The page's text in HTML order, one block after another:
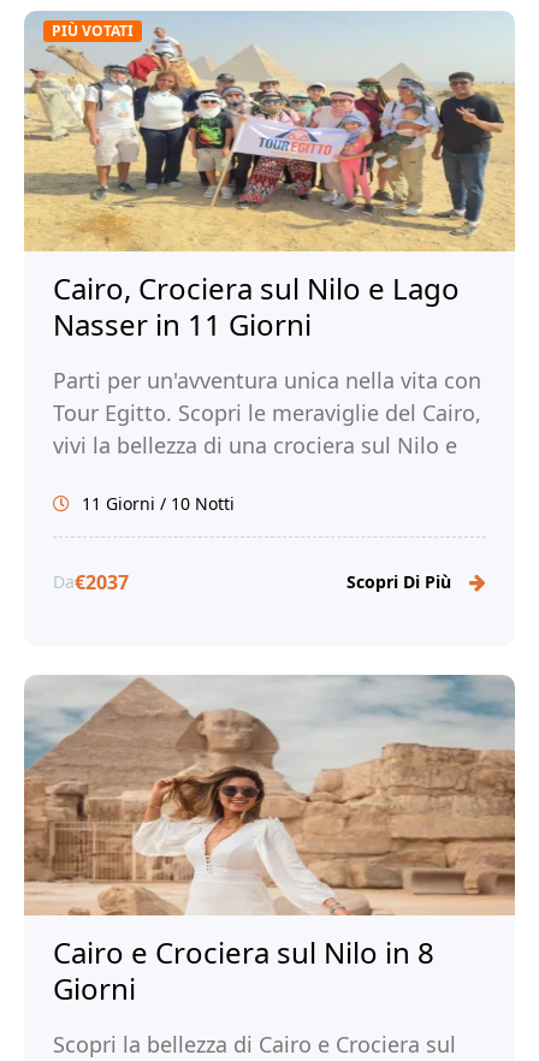
PIÙ VOTATI
Cairo, Crociera sul Nilo e Lago
Nasser in 11 Giorni
Parti per un'avventura unica nella vita con
Tour Egitto. Scopri le meraviglie del Cairo,
vivi la bellezza di una crociera sul Nilo e
storia e cultura dell'Egitto.
11 Giorni / 10 Notti
Da€2037 Scopri Di Più
Cairo e Crociera sul Nilo in 8
Giorni
Scopri la bellezza di Cairo e Crociera sul